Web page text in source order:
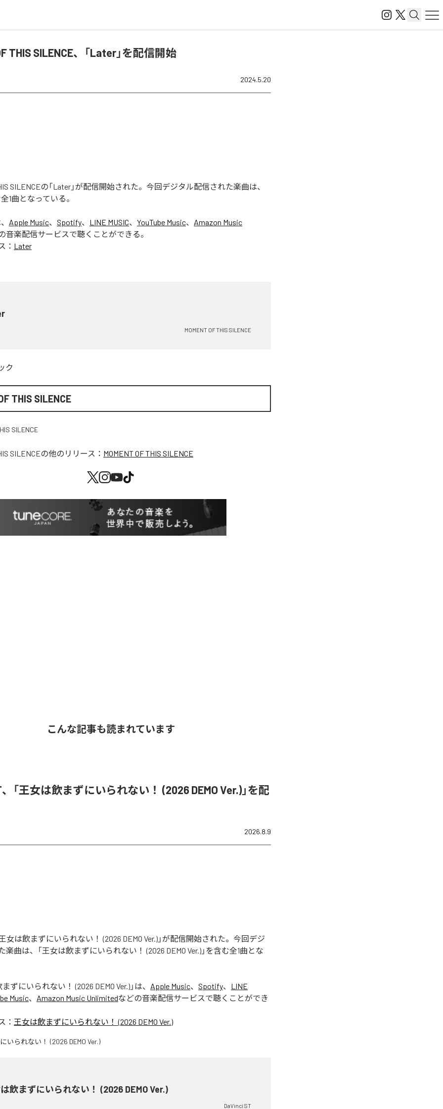
THIS SILENCE、「Later」を配信開始
2024.5.20
SILENCEの「Later」が配信開始された。今回デジタル配信された楽曲は、
全1曲となっている。
Apple Music、 Spotify、 LINE MUSIC、 YouTube Music、 Amazon Music
音楽配信サービスで聴くことができる。
： Later
MOMENT OF THIS SILENCE
ク
THIS SILENCE
SILENCEの他のリリース： MOMENT OF THIS SILENCE
こんな記事も読まれています
「王女は飲まずにいられない！ (2026 DEMO Ver.)」を配
2026.8.9
女は飲まずにいられない！ (2026 DEMO Ver.)」が配信開始された。今回デジ
楽曲は、「王女は飲まずにいられない！ (2026 DEMO Ver.)」を含む全1曲とな
ずにいられない！ (2026 DEMO Ver.) 」は、 Apple Music、 Spotify、 LINE
Music、 Amazon Music Unlimitedなどの音楽配信サービスで聴くことができ
： 王女は飲まずにいられない！ (2026 DEMO Ver.)
飲まずにいられない！ (2026 DEMO Ver.)
DaVinci ST